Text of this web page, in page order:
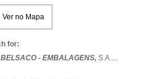
Ver no Mapa
for:
BELSACO - EMBALAGENS, S.A....